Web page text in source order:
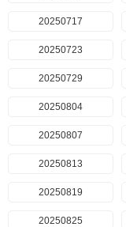
20250717
20250723
20250729
20250804
20250807
20250813
20250819
20250825